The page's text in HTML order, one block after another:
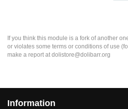
If you think this module is a fork of another
or violates some terms or conditions of use
make a report at dolistore@dolibarr.org
Information